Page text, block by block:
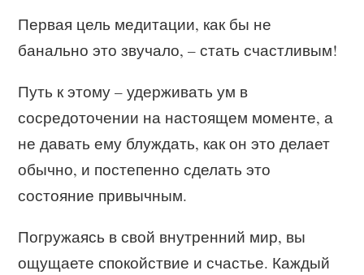
Первая цель медитации, как бы не
банально это звучало, – стать счастливым!
Путь к этому – удерживать ум в
сосредоточении на настоящем моменте, а
не давать ему блуждать, как он это делает
обычно, и постепенно сделать это
состояние привычным.
Погружаясь в свой внутренний мир, вы
ощущаете спокойствие и счастье. Каждый